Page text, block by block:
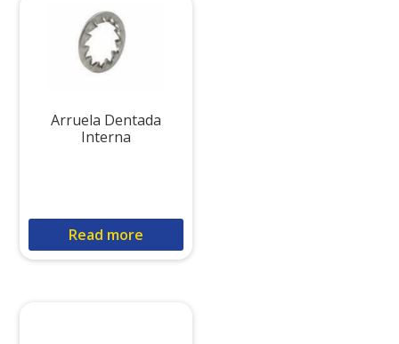
Arruela Dentada
Interna
Read more